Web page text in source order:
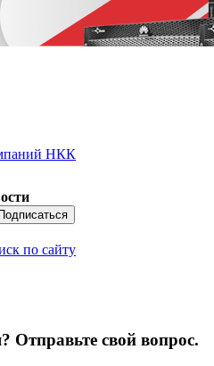
НКК
по сайту
Отправьте свой вопрос.